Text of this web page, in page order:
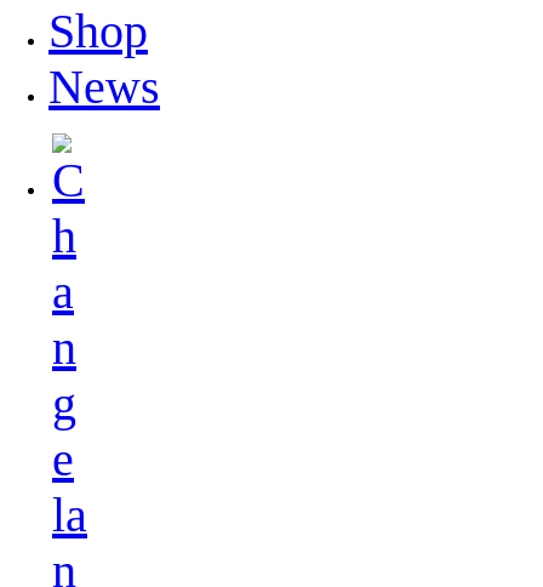
Shop
News